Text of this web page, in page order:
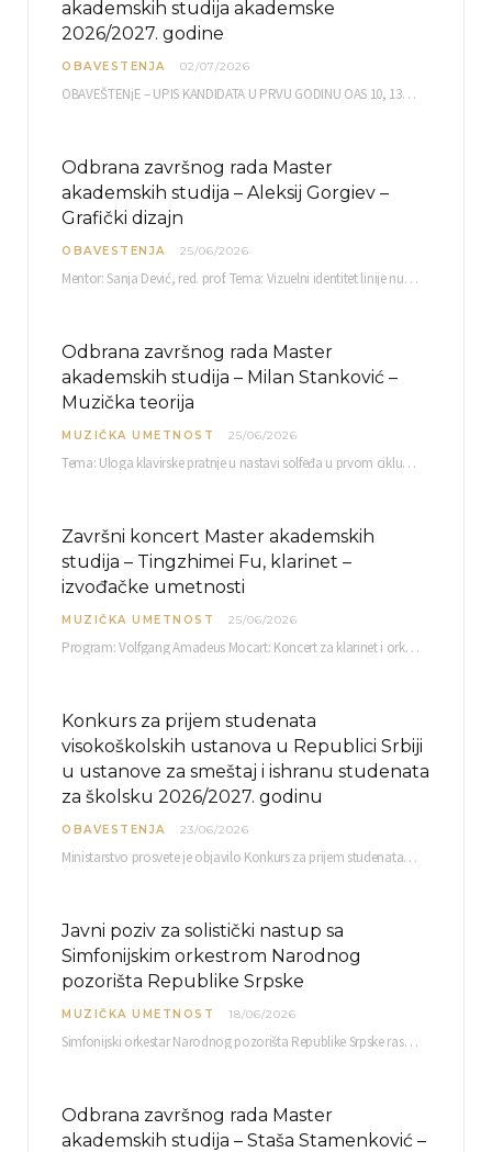
akademskih studija akademske
2026/2027. godine
OBAVESTENJA 02/07/2026
OBAVEŠTENjE – UPIS KANDIDATA U PRVU GODINU OAS 10, 13, 14, 15. i…
Odbrana završnog rada Master
akademskih studija – Aleksij Gorgiev –
Grafički dizajn
OBAVESTENJA 25/06/2026
Mentor: Sanja Dević, red. prof. Tema: Vizuelni identitet linije nutricionističkih proizvoda Vita+: Od ambalaže do multimedijalne komunikacije Petak, 03. 07.…
Odbrana završnog rada Master
akademskih studija – Milan Stanković –
Muzička teorija
MUZIČKA UMETNOST 25/06/2026
Tema: Uloga klavirske pratnje u nastavi solfeđa u prvom ciklusu osnovne muzičke škole Mentor…
Završni koncert Master akademskih
studija – Tingzhimei Fu, klarinet –
izvođačke umetnosti
MUZIČKA UMETNOST 25/06/2026
Program: Volfgang Amadeus Mocart: Koncert za klarinet i orkestar, A-dur Mentor Miloš Mijatović, redovni profesor…
Konkurs za prijem studenata
visokoškolskih ustanova u Republici Srbiji
u ustanove za smeštaj i ishranu studenata
za školsku 2026/2027. godinu
OBAVESTENJA 23/06/2026
Ministarstvo prosvete je objavilo Konkurs za prijem studenata visokoškolskih ustanova u Republici Srbiji u ustanove…
Javni poziv za solistički nastup sa
Simfonijskim orkestrom Narodnog
pozorišta Republike Srpske
MUZIČKA UMETNOST 18/06/2026
Simfonijski orkestar Narodnog pozorišta Republike Srpske raspisuje javni poziv za učešće u projektu „CRESCENDO: Nova…
Odbrana završnog rada Master
akademskih studija – Staša Stamenković –